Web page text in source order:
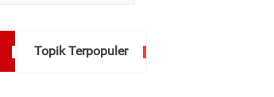
Topik Terpopuler